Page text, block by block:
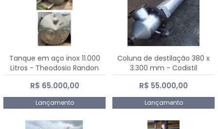
Tanque em aço inox 11.000
Litros - Theodosio Randon
R$ 65.000,00
Lançamento
Coluna de destilação 380 x
3.300 mm - Codistil
R$ 55.000,00
Lançamento